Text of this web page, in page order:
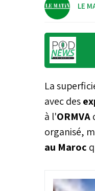
LE
La
avec des
à l'ORMVA
organisé,
au Maroc